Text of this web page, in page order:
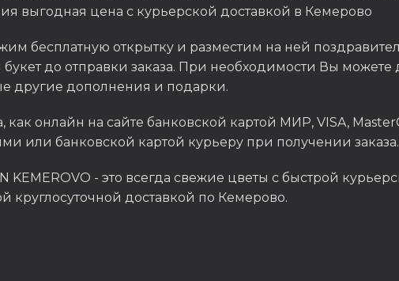
выгодная цена с курьерской доставкой в Кемерово
бесплатную открытку и разместим на ней
до отправки заказа. При необходимости Вы можете
другие дополнения и подарки.
как онлайн на сайте банковской картой МИР, VISA,
или банковской картой курьеру при получении заказа.
KEMEROVO - это всегда свежие цветы с быстрой
круглосуточной доставкой по Кемерово.